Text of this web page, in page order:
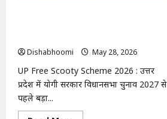
Dishabhoomi
May 28, 2026
UP Free Scooty Scheme 2026 : उत्तर
प्रदेश में योगी सरकार विधानसभा चुनाव 2027 से
पहले बड़ा...